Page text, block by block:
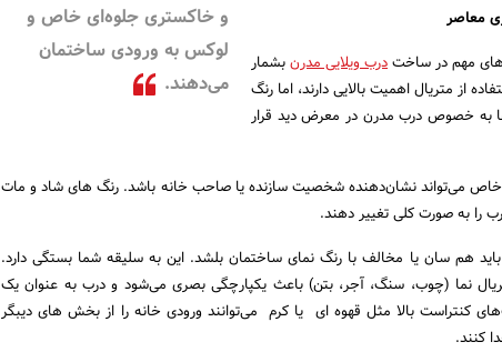
و خاکستری جلوه‌ای خاص و
لوکس به ورودی ساختمان
می‌دهند.
مهم در ساختدرب ویلایی مدرنبشمار
از متریال اهمیت بالایی دارند، اما رنگ
به خصوص درب مدرن در معرض دید قرار
خاص می‌تواند نشان‌دهنده شخصیت سازنده یا صاحب خانه باشد. رنگ های شاد و مات
را به صورت کلی تغییر دهند.
هم سان یا مخالف با رنگ نمای ساختمان بلشد. این به سلیقه شما بستگی دارد.
نما (چوب، سنگ، آجر، بتن) باعث یکپارچگی بصری می‌شود و درب به عنوان یک
بالا مثل قهوه ای یا کرم می‌توانند ورودی خانه را از بخش های دیبگر
کنند.